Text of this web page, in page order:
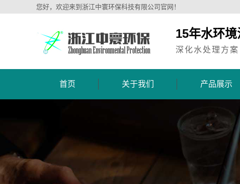
您好，欢迎来到浙江中寰环保科技有限公司官网！
15年水环
深化水处理方
首页 关于我们 产品展示